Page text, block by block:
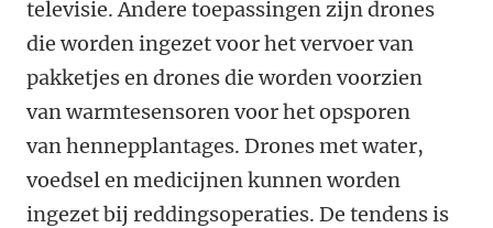
televisie. Andere toepassingen zijn drones
die worden ingezet voor het vervoer van
pakketjes en drones die worden voorzien
van warmtesensoren voor het opsporen
van hennepplantages. Drones met water,
voedsel en medicijnen kunnen worden
ingezet bij reddingsoperaties. De tendens is